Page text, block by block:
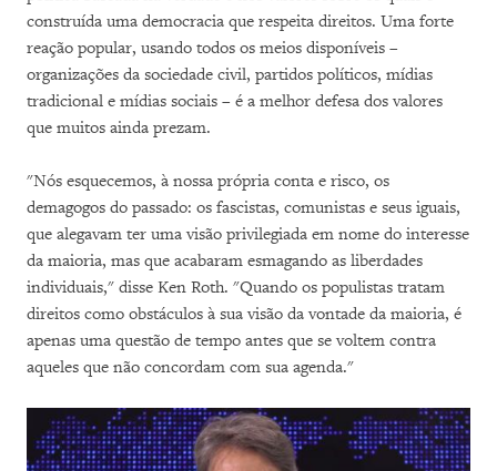
construída uma democracia que respeita direitos. Uma forte
reação popular, usando todos os meios disponíveis –
organizações da sociedade civil, partidos políticos, mídias
tradicional e mídias sociais – é a melhor defesa dos valores
que muitos ainda prezam.
"Nós esquecemos, à nossa própria conta e risco, os
demagogos do passado: os fascistas, comunistas e seus iguais,
que alegavam ter uma visão privilegiada em nome do interesse
da maioria, mas que acabaram esmagando as liberdades
individuais," disse Ken Roth. "Quando os populistas tratam
direitos como obstáculos à sua visão da vontade da maioria, é
apenas uma questão de tempo antes que se voltem contra
aqueles que não concordam com sua agenda."